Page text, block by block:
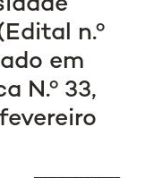
n.º
em
N.º 33,